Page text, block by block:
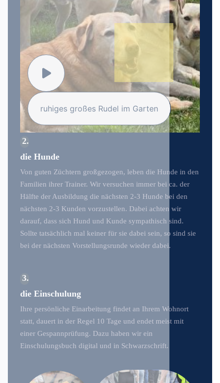
ruhiges großes Rudel im Garten
2
die Hunde
Von guten Züchtern großgezogen, leben die Hunde in den
Familien ihrer Trainer. Wir versuchen immer bei ca. der
Hälfte der Ausbildung die nächsten 2-3 Hunde bei den
nächsten 2-3 Kunden vorzustellen. Dabei achten wir
darauf, dass sich Hund und Kunde sympathisch sind.
Sollte tatsächlich mal keiner für sie dabei sein, so sind sie
bei der nächsten Vorstellungsrunde wieder dabei.
3
die Einschulung
Ihre persönliche Einarbeitung findet an Ihrem Wohnort
statt, dauert in der Regel 10 Tage und endet meist mit
einer Gespannprüfung. Dazu haben wir ein
Einschulungsbuch digital und in Schwarzschrift.